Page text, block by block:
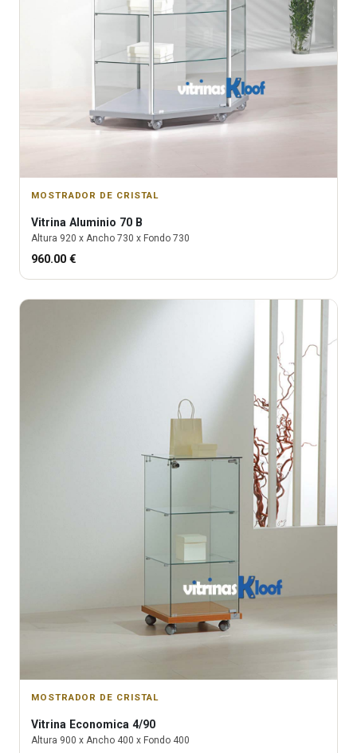
MOSTRADOR DE CRISTAL
Vitrina Aluminio 70 B
Altura 920 x Ancho 730 x Fondo 730
960.00 €
MOSTRADOR DE CRISTAL
Vitrina Economica 4/90
Altura 900 x Ancho 400 x Fondo 400